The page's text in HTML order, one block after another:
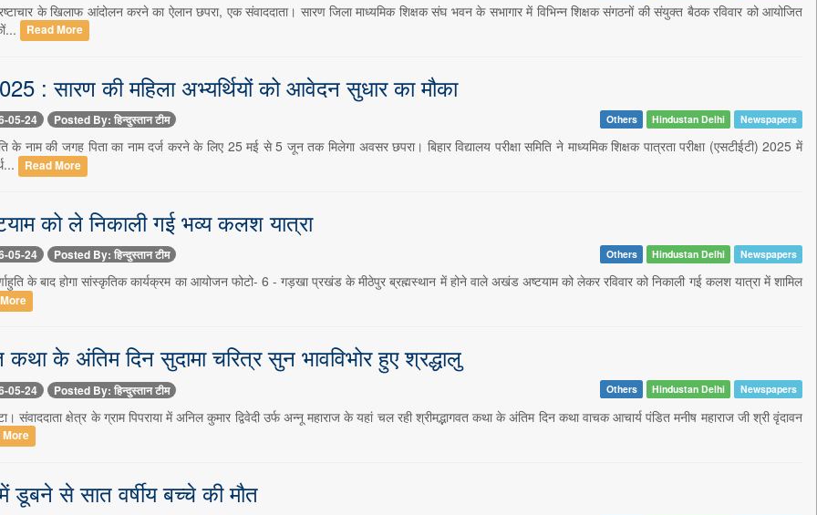
के खिलाफ आंदोलन करने का ऐलान छपरा, एक संवाददाता। सारण जिला माध्यमिक शिक्षक संघ भवन के सभागार में विभिन्न शिक्षक संगठनों की संयुक्त बैठक रविवार को आयोजित
Read More
: सारण की महिला अभ्यर्थियों को आवेदन सुधार का मौका
05-24 Posted By: हिन्दुस्तान टीम Others Hindustan Delhi Newspapers
के नाम की जगह पिता का नाम दर्ज करने के लिए 25 मई से 5 जून तक मिलेगा अवसर छपरा। बिहार विद्यालय परीक्षा समिति ने माध्यमिक शिक्षक पात्रता परीक्षा (एसटीईटी) 2025 में
Read More
को ले निकाली गई भव्य कलश यात्रा
05-24 Posted By: हिन्दुस्तान टीम Others Hindustan Delhi Newspapers
के बाद होगा सांस्कृतिक कार्यक्रम का आयोजन फोटो- 6 - गड़खा प्रखंड के मीठेपुर ब्रह्मस्थान में होने वाले अखंड अष्टयाम को लेकर रविवार को निकाली गई कलश यात्रा में शामिल
कथा के अंतिम दिन सुदामा चरित्र सुन भावविभोर हुए श्रद्धालु
05-24 Posted By: हिन्दुस्तान टीम Others Hindustan Delhi Newspapers
क्षेत्र के ग्राम पिपराया में अनिल कुमार द्विवेदी उर्फ अन्नू महाराज के यहां चल रही श्रीमद्भागवत कथा के अंतिम दिन कथा वाचक आचार्य पंडित मनीष महाराज जी श्री वृंदावन
More
डूबने से सात वर्षीय बच्चे की मौत